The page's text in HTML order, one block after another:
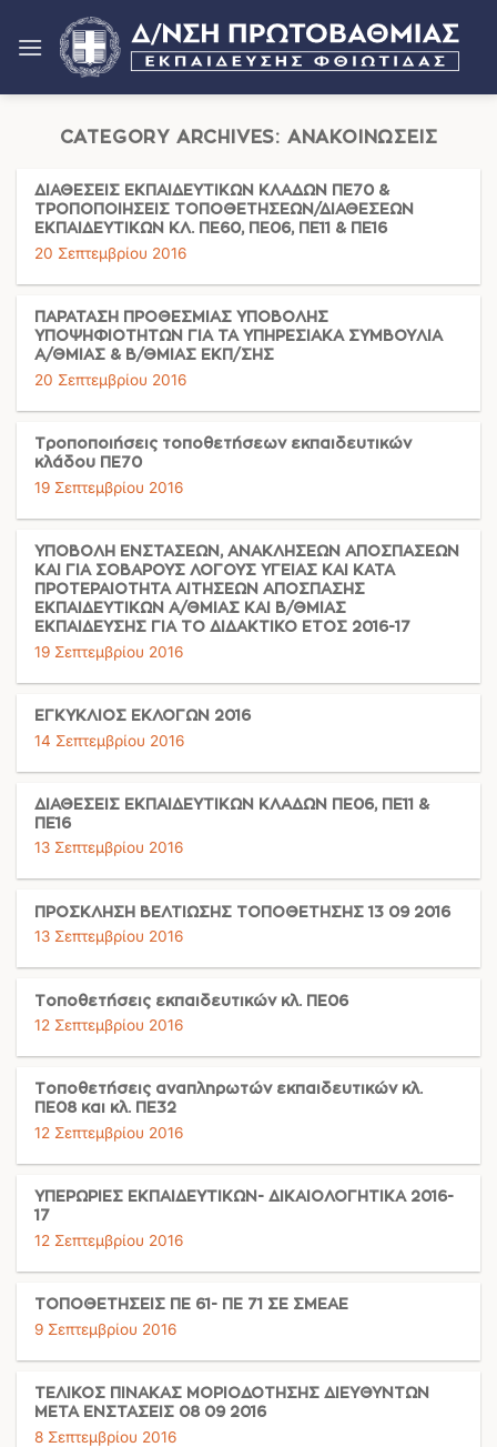
Μετάβαση
στο
περιεχόμενο
CATEGORY ARCHIVES: ΑΝΑΚΟΙΝΏΣΕΙΣ
ΔΙΑΘΕΣΕΙΣ ΕΚΠΑΙΔΕΥΤΙΚΩΝ ΚΛΑΔΩΝ ΠΕ70 &
ΤΡΟΠΟΠΟΙΗΣΕΙΣ ΤΟΠΟΘΕΤΗΣΕΩΝ/ΔΙΑΘΕΣΕΩΝ
ΕΚΠΑΙΔΕΥΤΙΚΩΝ ΚΛ. ΠΕ60, ΠΕ06, ΠΕ11 & ΠΕ16
20 Σεπτεμβρίου 2016
ΠΑΡΑΤΑΣΗ ΠΡΟΘΕΣΜΙΑΣ ΥΠΟΒΟΛΗΣ
ΥΠΟΨΗΦΙΟΤΗΤΩΝ ΓΙΑ ΤΑ ΥΠΗΡΕΣΙΑΚΑ ΣΥΜΒΟΥΛΙΑ
Α/ΘΜΙΑΣ & Β/ΘΜΙΑΣ ΕΚΠ/ΣΗΣ
20 Σεπτεμβρίου 2016
Τροποποιήσεις τοποθετήσεων εκπαιδευτικών
κλάδου ΠΕ70
19 Σεπτεμβρίου 2016
ΥΠΟΒΟΛΗ ΕΝΣΤΑΣΕΩΝ, ΑΝΑΚΛΗΣΕΩΝ ΑΠΟΣΠΑΣΕΩΝ
ΚΑΙ ΓΙΑ ΣΟΒΑΡΟΥΣ ΛΟΓΟΥΣ ΥΓΕΙΑΣ ΚΑΙ ΚΑΤΑ
ΠΡΟΤΕΡΑΙΟΤΗΤΑ ΑΙΤΗΣΕΩΝ ΑΠΟΣΠΑΣΗΣ
ΕΚΠΑΙΔΕΥΤΙΚΩΝ Α/ΘΜΙΑΣ ΚΑΙ Β/ΘΜΙΑΣ
ΕΚΠΑΙΔΕΥΣΗΣ ΓΙΑ ΤΟ ΔΙΔΑΚΤΙΚΟ ΕΤΟΣ 2016-17
19 Σεπτεμβρίου 2016
ΕΓΚΥΚΛΙΟΣ ΕΚΛΟΓΩΝ 2016
14 Σεπτεμβρίου 2016
ΔΙΑΘΕΣΕΙΣ ΕΚΠΑΙΔΕΥΤΙΚΩΝ ΚΛΑΔΩΝ ΠΕ06, ΠΕ11 &
ΠΕ16
13 Σεπτεμβρίου 2016
ΠΡΟΣΚΛΗΣΗ ΒΕΛΤΙΩΣΗΣ ΤΟΠΟΘΕΤΗΣΗΣ 13 09 2016
13 Σεπτεμβρίου 2016
Τοποθετήσεις εκπαιδευτικών κλ. ΠΕ06
12 Σεπτεμβρίου 2016
Τοποθετήσεις αναπληρωτών εκπαιδευτικών κλ.
ΠΕ08 και κλ. ΠΕ32
12 Σεπτεμβρίου 2016
ΥΠΕΡΩΡΙΕΣ ΕΚΠΑΙΔΕΥΤΙΚΩΝ- ΔΙΚΑΙΟΛΟΓΗΤΙΚΑ 2016-
17
12 Σεπτεμβρίου 2016
ΤΟΠΟΘΕΤΗΣΕΙΣ ΠΕ 61- ΠΕ 71 ΣΕ ΣΜΕΑΕ
9 Σεπτεμβρίου 2016
ΤΕΛΙΚΟΣ ΠΙΝΑΚΑΣ ΜΟΡΙΟΔΟΤΗΣΗΣ ΔΙΕΥΘΥΝΤΩΝ
ΜΕΤΑ ΕΝΣΤΑΣΕΙΣ 08 09 2016
8 Σεπτεμβρίου 2016